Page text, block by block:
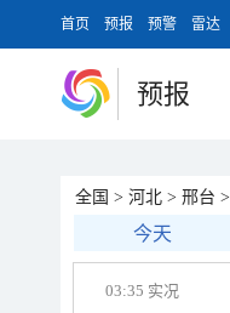
首页 预报 预警 雷达
预报
全国 > 河北 > 邢台 >
今天
03:35 实况